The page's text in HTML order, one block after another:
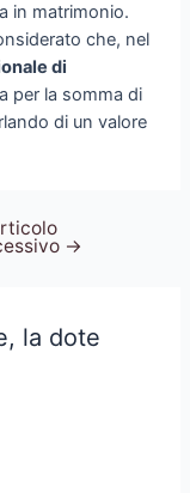
in matrimonio.
che, nel
di
per la somma di
di un valore
→
la dote